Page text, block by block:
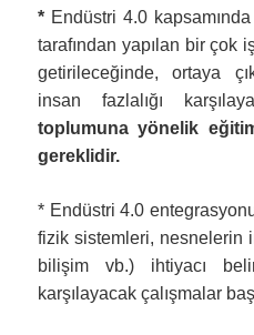
* Endüstri 4.0
tarafından yapılan bir çok
getirileceğinde, ortaya
insan fazlalığı
toplumuna yönelik
gereklidir.
* Endüstri 4.0
fizik sistemleri, nesnelerin
bilişim vb.) ihtiyacı
karşılayacak çalışmalar